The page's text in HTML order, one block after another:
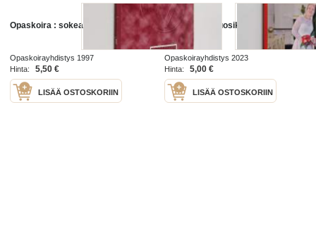
Opaskoira : sokean ystävä 1997
Opaskoirayhdistys 1997
Hinta:
5,50 €
LISÄÄ OSTOSKORIIN
Opaskoira : vuosikirja 2023
Opaskoirayhdistys 2023
Hinta:
5,00 €
LISÄÄ OSTOSKORIIN